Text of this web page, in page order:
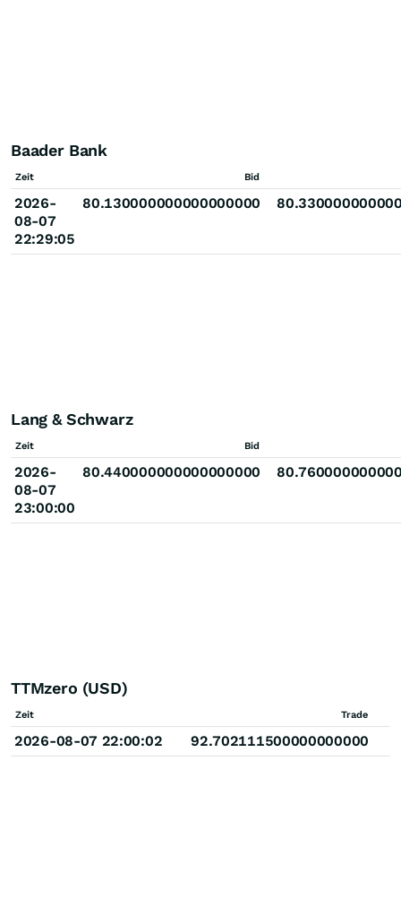
Baader Bank
Zeit Bid
2026-
08-07
22:29:05
80.130000000000000000
Lang & Schwarz
Zeit Bid
2026-
08-07
23:00:00
80.440000000000000000
TTMzero (USD)
Zeit Trade
2026-08-07 22:00:02 92.702111500000000000